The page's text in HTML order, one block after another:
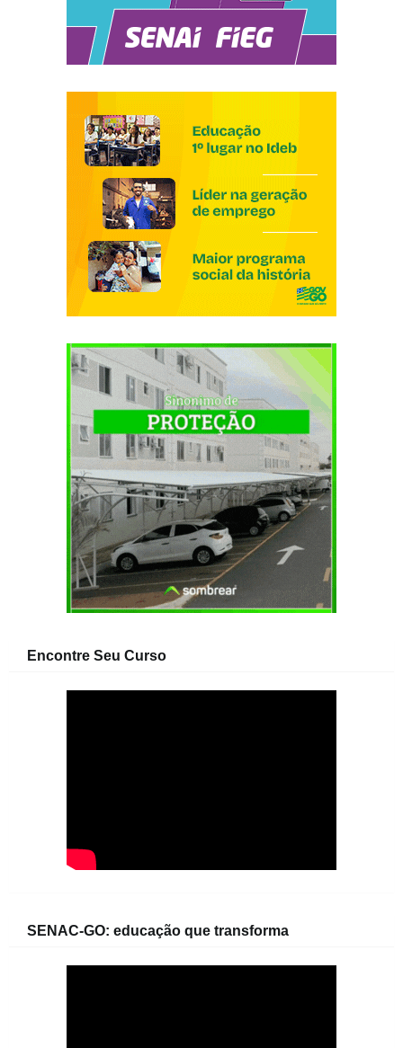
Encontre Seu Curso
SENAC-GO: educação que transforma